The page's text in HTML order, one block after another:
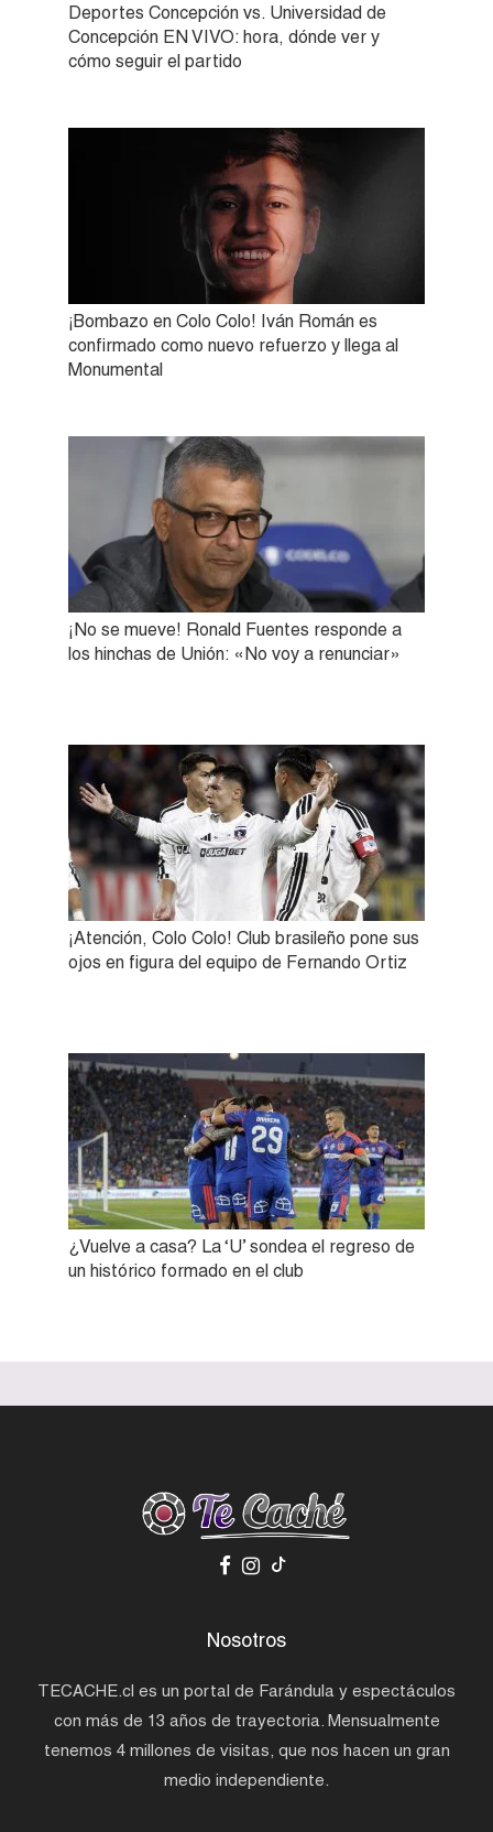
Deportes Concepción vs. Universidad de
Concepción EN VIVO: hora, dónde ver y
cómo seguir el partido
¡Bombazo en Colo Colo! Iván Román es
confirmado como nuevo refuerzo y llega al
Monumental
¡No se mueve! Ronald Fuentes responde a
los hinchas de Unión: «No voy a renunciar»
¡Atención, Colo Colo! Club brasileño pone sus
ojos en figura del equipo de Fernando Ortiz
¿Vuelve a casa? La ‘U’ sondea el regreso de
un histórico formado en el club
Nosotros
TECACHE.cl es un portal de Farándula y espectáculos
con más de 13 años de trayectoria. Mensualmente
tenemos 4 millones de visitas, que nos hacen un gran
medio independiente.